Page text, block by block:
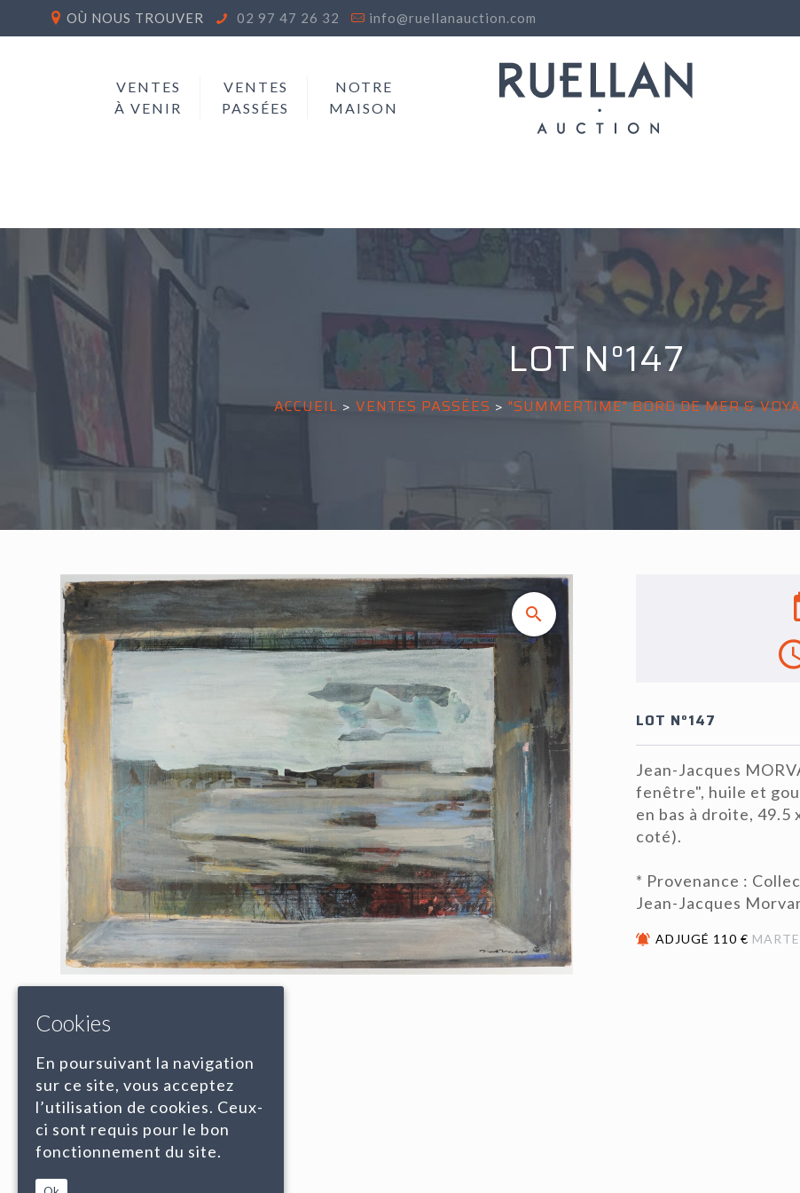
OÙ NOUS TROUVER 02 97 47 26 32 info@ruellanauction.com
VENTES
À VENIR
VENTES
PASSÉES
NOTRE
MAISON
LOT N°147
ACCUEIL > VENTES PASSÉES > "SUMMERTIME" BORD DE MER &
LOT N°147
Jean-Jacques
fenêtre", huile et
en bas à droite, 49.5
coté).
* Provenance :
Jean-Jacques
ADJUGÉ 110 €
Cookies
En poursuivant la navigation
sur ce site, vous acceptez
l’utilisation de cookies. Ceux-
ci sont requis pour le bon
fonctionnement du site.